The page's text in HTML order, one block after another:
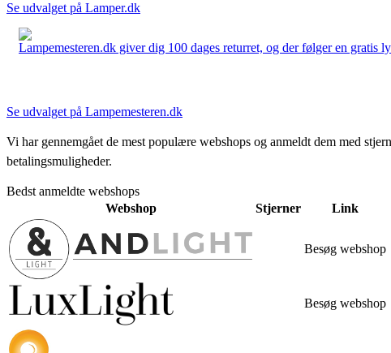
Se udvalget på Lamper.dk
Lampemesteren.dk giver dig 100 dages returret, og der følger en
Se udvalget på Lampemesteren.dk
Vi har gennemgået de mest populære webshops og anmeldt dem med
betalingsmuligheder.
Bedst anmeldte webshops
Webshop
Stjerner Link
Besøg webshop
Besøg webshop